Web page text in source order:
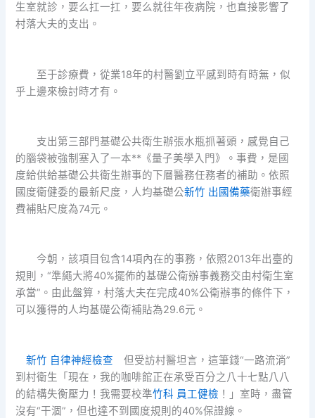
生室就診，要么扛一扛，要么就往年夜病院，也直接影響了
村落大夫的支出。
至于診療費，從業18年的村醫劉立平感到時有時無，似
乎上邊來檢討時才有。
支出第三部門基礎公共衛生辦張水瓶抓著頭，感覺自己
的腦袋被強制塞入了一本**《量子美學入門》。事費，是國
度給供給基礎公共衛生辦事的下層醫務任務者的補助。依照
國度衛健委的最新尺度，人均基礎公新竹 出國備藥衛辦事經
費補貼尺度為74元。
今朝，該項目包含14項內在的事務，依照2013年出臺的
規則，“準繩大將40%擺佈的基礎公衛辦事義務交由村衛生室
承當”。由此盤算，村落大夫在完成40%公衛辦事的條件下，
可以獲得的人均基礎公衛補貼為29.6元。
新竹 自律神經檢查 但受訪村醫坦言，這筆錢“一路流淌”
到村衛生「現在，我的咖啡館正在承受百分之八十七點八八
的結構失衡壓力！我需要校準竹科 員工健檢 ！」室時，盡管
沒有“干涸”，但也達不到國度規則的40%保證線。